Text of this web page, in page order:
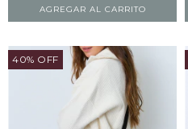
AGREGAR AL CARRITO
40% OFF